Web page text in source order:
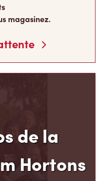
magasinez.
de la
Hortons